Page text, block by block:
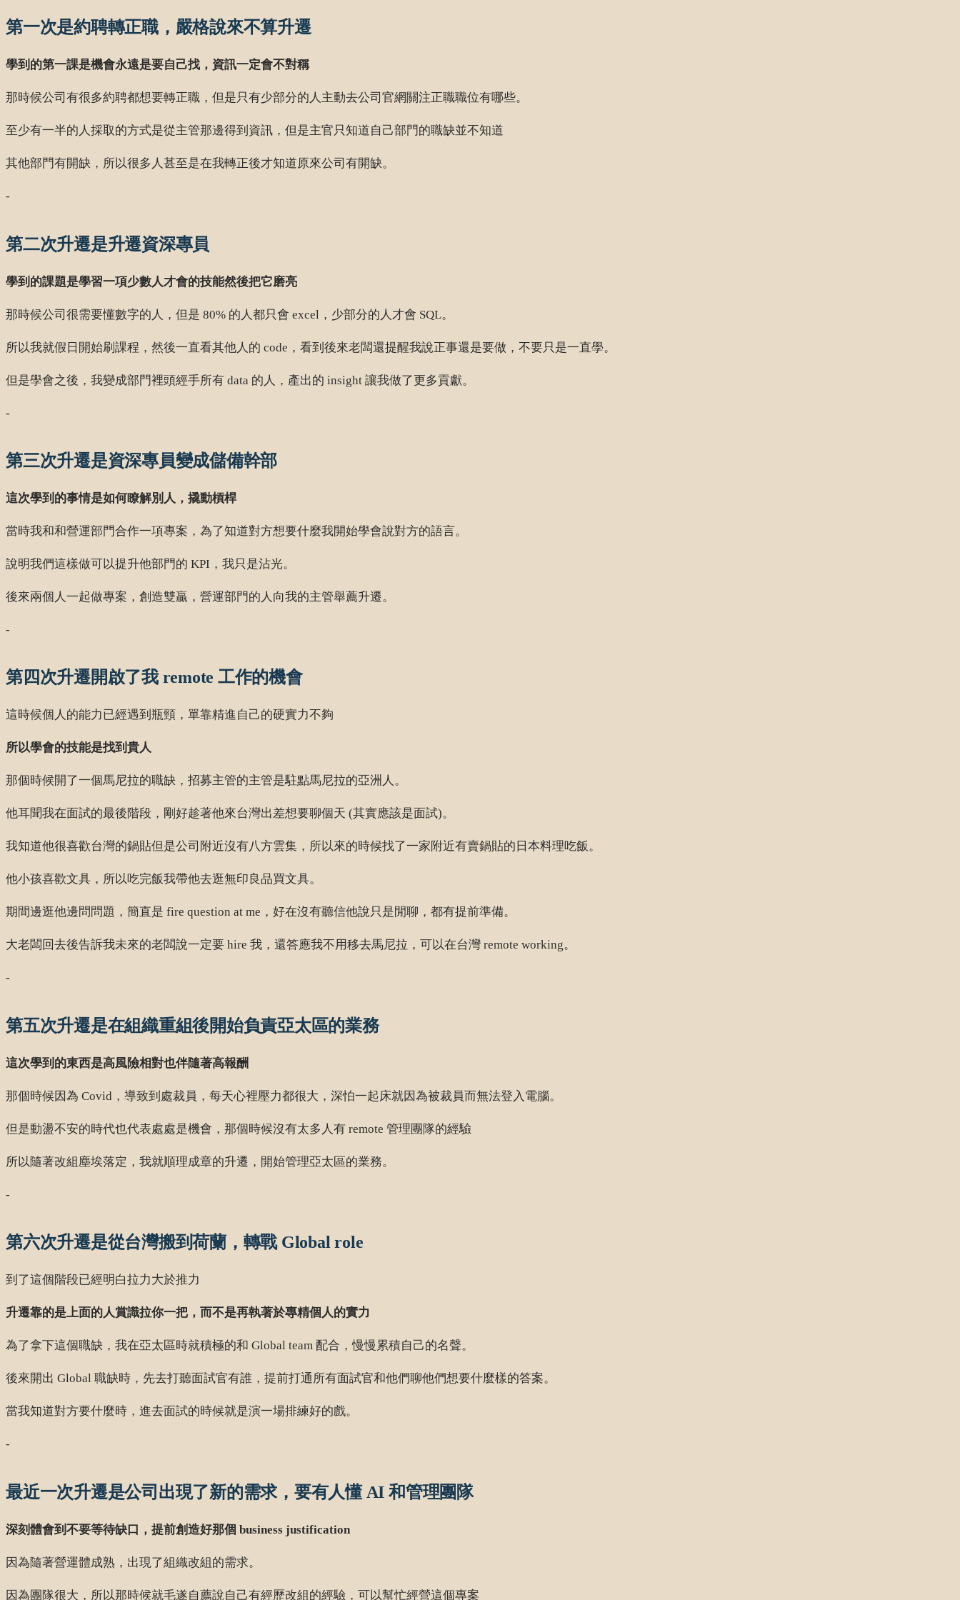
第一次是約聘轉正職，嚴格說來不算升遷
學到的第一課是機會永遠是要自己找，資訊一定會不對稱
那時候公司有很多約聘都想要轉正職，但是只有少部分的人主動去公司官網關注正職職位有哪些。
至少有一半的人採取的方式是從主管那邊得到資訊，但是主官只知道自己部門的職缺並不知道
其他部門有開缺，所以很多人甚至是在我轉正後才知道原來公司有開缺。
-
第二次升遷是升遷資深專員
學到的課題是學習一項少數人才會的技能然後把它磨亮
那時候公司很需要懂數字的人，但是 80% 的人都只會 excel，少部分的人才會 SQL。
所以我就假日開始刷課程，然後一直看其他人的 code，看到後來老闆還提醒我說正事還是要做，不要只是一直學。
但是學會之後，我變成部門裡頭經手所有 data 的人，產出的 insight 讓我做了更多貢獻。
-
第三次升遷是資深專員變成儲備幹部
這次學到的事情是如何瞭解別人，撬動槓桿
當時我和和營運部門合作一項專案，為了知道對方想要什麼我開始學會說對方的語言。
說明我們這樣做可以提升他部門的 KPI，我只是沾光。
後來兩個人一起做專案，創造雙贏，營運部門的人向我的主管舉薦升遷。
-
第四次升遷開啟了我 remote 工作的機會
這時候個人的能力已經遇到瓶頸，單靠精進自己的硬實力不夠
所以學會的技能是找到貴人
那個時候開了一個馬尼拉的職缺，招募主管的主管是駐點馬尼拉的亞洲人。
他耳聞我在面試的最後階段，剛好趁著他來台灣出差想要聊個天 (其實應該是面試)。
我知道他很喜歡台灣的鍋貼但是公司附近沒有八方雲集，所以來的時候找了一家附近有賣鍋貼的日本料理吃飯。
他小孩喜歡文具，所以吃完飯我帶他去逛無印良品買文具。
期間邊逛他邊問問題，簡直是 fire question at me，好在沒有聽信他說只是閒聊，都有提前準備。
大老闆回去後告訴我未來的老闆說一定要 hire 我，還答應我不用移去馬尼拉，可以在台灣 remote working。
-
第五次升遷是在組織重組後開始負責亞太區的業務
這次學到的東西是高風險相對也伴隨著高報酬
那個時候因為 Covid，導致到處裁員，每天心裡壓力都很大，深怕一起床就因為被裁員而無法登入電腦。
但是動盪不安的時代也代表處處是機會，那個時候沒有太多人有 remote 管理團隊的經驗
所以隨著改組塵埃落定，我就順理成章的升遷，開始管理亞太區的業務。
-
第六次升遷是從台灣搬到荷蘭，轉戰 Global role
到了這個階段已經明白拉力大於推力
升遷靠的是上面的人賞識拉你一把，而不是再執著於專精個人的實力
為了拿下這個職缺，我在亞太區時就積極的和 Global team 配合，慢慢累積自己的名聲。
後來開出 Global 職缺時，先去打聽面試官有誰，提前打通所有面試官和他們聊他們想要什麼樣的答案。
當我知道對方要什麼時，進去面試的時候就是演一場排練好的戲。
-
最近一次升遷是公司出現了新的需求，要有人懂 AI 和管理團隊
深刻體會到不要等待缺口，提前創造好那個 business justification
因為隨著營運體成熟，出現了組織改組的需求。
因為團隊很大，所以那時候就毛遂自薦說自己有經歷改組的經驗，可以幫忙經營這個專案